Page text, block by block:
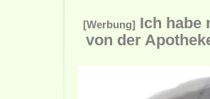
[Werbung] Ich habe
von der